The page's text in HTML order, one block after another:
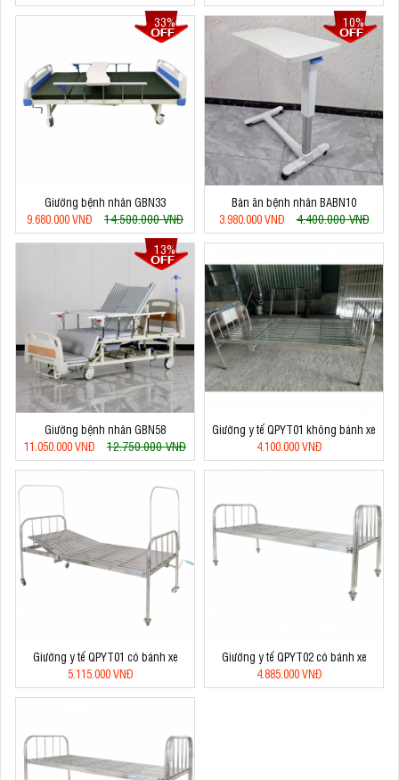
33%
Giường bệnh nhân GBN33
9.680.000 VNĐ
14.500.000 VNĐ
10%
Bàn ăn bệnh nhân BABN10
3.980.000 VNĐ
4.400.000 VNĐ
13%
Giường bệnh nhân GBN58
11.050.000 VNĐ
12.750.000 VNĐ
Giường y tế QPYT01 không bánh xe
4.100.000 VNĐ
Giường y tế QPYT01 có bánh xe
5.115.000 VNĐ
Giường y tế QPYT02 có bánh xe
4.885.000 VNĐ